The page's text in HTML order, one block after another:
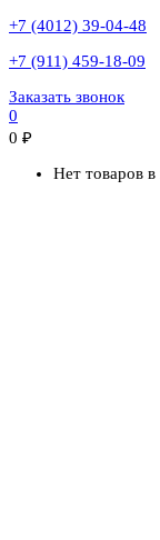
+7 (4012) 39-04-48
+7 (911) 459-18-09
Заказать звонок
0
0 ₽
Нет товаров в